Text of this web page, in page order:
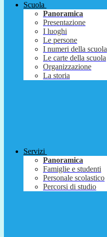
Scuola
Panoramica
Presentazione
I luoghi
Le persone
I numeri della scuola
Le carte della scuola
Organizzazione
La storia
Servizi
Panoramica
Famiglie e studenti
Personale scolastico
Percorsi di studio